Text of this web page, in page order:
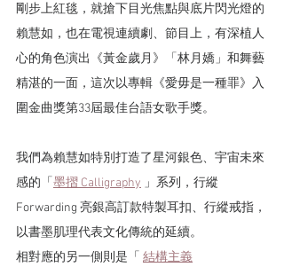
剛步上紅毯，就搶下目光焦點與底片閃光燈的
賴慧如，也在電視連續劇、節目上，有深植人
心的角色演出《黃金歲月》「林月嬌」和舞藝
精湛的一面，這次以專輯《愛毋是一種罪》入
圍金曲獎第33屆最佳台語女歌手獎。
我們為賴慧如特別打造了星河銀色、宇宙未來
感的「 墨摺 Calligraphy 」系列，行縱
Forwarding 亮銀高訂款特製耳扣、行縱戒指，
以書墨肌理代表文化傳統的延續。
相對應的另一側則是「 結構主義